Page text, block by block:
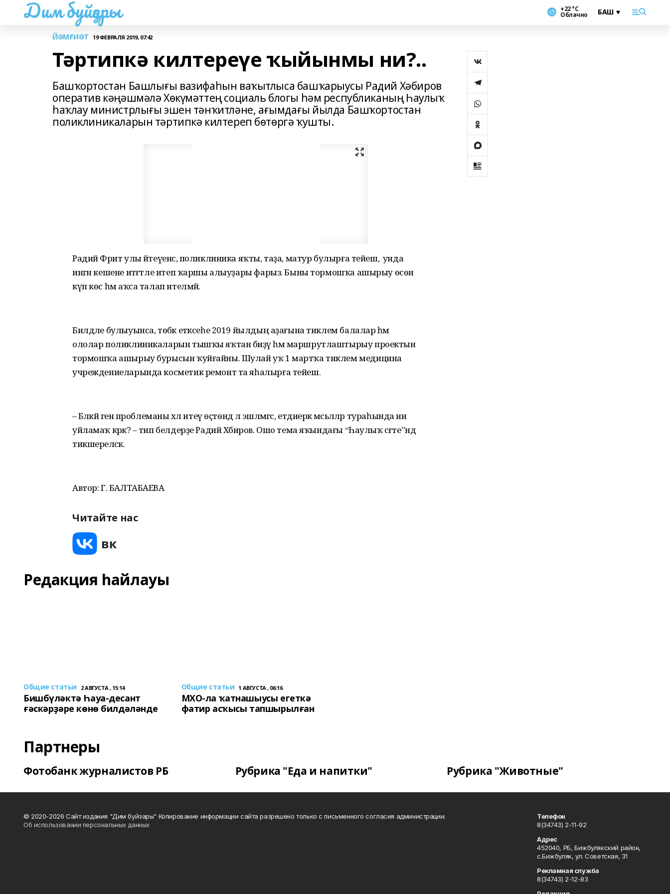
Дим буйҙары +22 °С
Облачно
ЙӘМҒИӘТ 19 ФЕВРАЛЯ 2019, 07:42
Тәртипкә килтереүе ҡыйынмы ни?..
Башҡортостан Башлығы вазифаһын ваҡытлыса башҡарыусы Радий Хәбиров
оператив кәңәшмәлә Хөкүмәттең социаль блогы һәм республиканың Һаулыҡ
һаҡлау министрлығы эшен тәнҡитләне, ағымдағы йылда Башҡортостан
поликлиникаларын тәртипкә килтереп бөтөргә ҡушты.
Радий Фәрит улы әйтеүенсә, поликлиника яҡты, таҙа, матур булырға тейеш, ә унда
ингән кешене итәғәтле итеп ҡаршы алыуҙары фарыз. Быны тормошҡа ашырыу өсөн
күп көс һәм аҡса талап ителмәй.
Билдәле булыуынса, төбәк етәксеһе 2019 йылдың аҙағына тиклем балалар һәм
ололар поликлиникаларын тышҡы яҡтан биҙәү һәм маршрутлаштырыу проектын
тормошҡа ашырыу бурысын ҡуйғайны. Шулай уҡ 1 мартҡа тиклем медицина
учреждениеларында косметик ремонт та яһалырға тейеш.
– Бәләкәй генә проблеманы хәл итеү өҫтөндә лә эшләмәгәс, етдиерәк мәсьәләләр тураһында ни
уйламаҡ кәрәк? – тип белдерҙе Радий Хәбиров. Ошо тема яҡындағы “Һаулыҡ сәғәте”ндә
тикшереләсәк.
Автор: Г. БАЛТАБАЕВА
Читайте нас
Редакция һайлауы
Общие статьи 2 АВГУСТА , 15:14
Бишбүләктә Һауа-десант
ғәскәрҙәре көнө билдәләнде
Общие статьи 1 АВГУСТА , 06:16
МХО-ла ҡатнашыусы егеткә
фатир асҡысы тапшырылған
Партнеры
Фотобанк журналистов РБ Рубрика "Еда и напитки" Рубрика "Животные"
© 2020-2026 Сайт издания "Дим буйзары" Копирование информации сайта разрешено только с письменного согласия администрации.
Об использовании персональных данных
Телефон
8(34743) 2-11-92
Адрес
452040, РБ, Бижбулякский район,
с.Бижбуляк, ул. Советская, 31
Рекламная служба
8(34743) 2-12-83